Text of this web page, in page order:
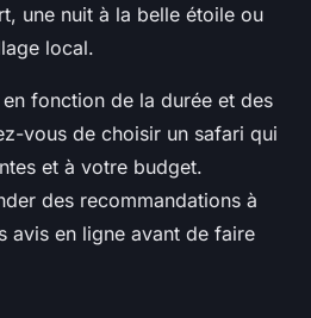
une nuit à la belle étoile ou
local.
fonction de la durée et des
vous de choisir un safari qui
et à votre budget.
des recommandations à
avis en ligne avant de faire